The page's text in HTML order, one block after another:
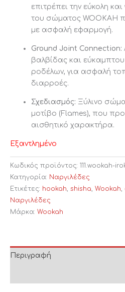
επιτρέπει την εύκολη
του σώματος WOOKAH
με ασφαλή εφαρμογή.
Ground Joint Connection:
βαλβίδας και
ροδέλων, για ασφαλή
διαρροές.
Σχεδιασμός: Ξύλινο σώμα
μοτίβο (Flames), που
αισθητικό χαρακτήρα.
Εξαντλημένο
Κωδικός προϊόντος: 111.wookah-
Κατηγορία: Ναργιλέδες
Ετικέτες: hookah, shisha, Wookah,
Ναργιλέδες
Μάρκα: Wookah
Περιγραφή